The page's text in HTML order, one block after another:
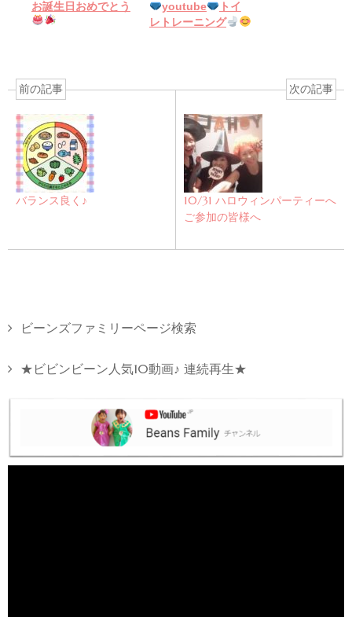
お誕生日おめでとう youtube
トイ
レトレーニング
前の記事
バランス良く♪
次の記事
10/31 ハロウィンパーティーへ
ご参加の皆様へ
ビーンズファミリーページ検索
★ビビンビーン人気10動画♪ 連続再生★